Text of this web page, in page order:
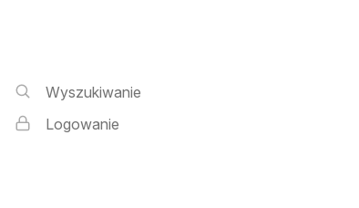
Wyszukiwarka i logowanie
Wyszukiwanie
Logowanie